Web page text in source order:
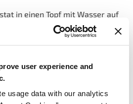
user experience and
usage data with our analytics
in einen Topf mit Wasser auf
während sich das
sich um die angegebene